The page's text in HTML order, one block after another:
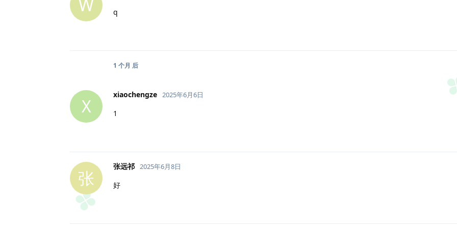
W q
1 个月 后
X
xiaochengze 2025年6月6日
1
张
张远祁 2025年6月8日
好